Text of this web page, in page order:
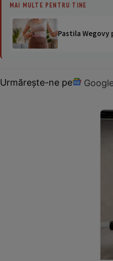
MAI MULTE PENTRU TINE
Pastila
Urmărește-ne pe